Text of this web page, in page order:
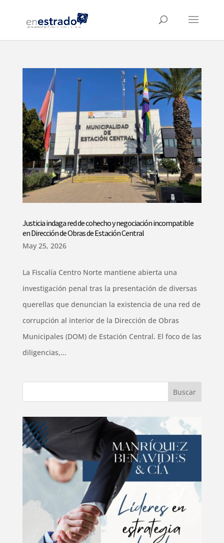
Justicia indaga red de cohecho y negociación incompatible
en Dirección de Obras de Estación Central
May 25, 2026
La Fiscalía Centro Norte mantiene abierta una
investigación penal tras la presentación de diversas
querellas que denuncian la existencia de una red de
corrupción al interior de la Dirección de Obras
Municipales (DOM) de Estación Central. El foco de las
diligencias,...